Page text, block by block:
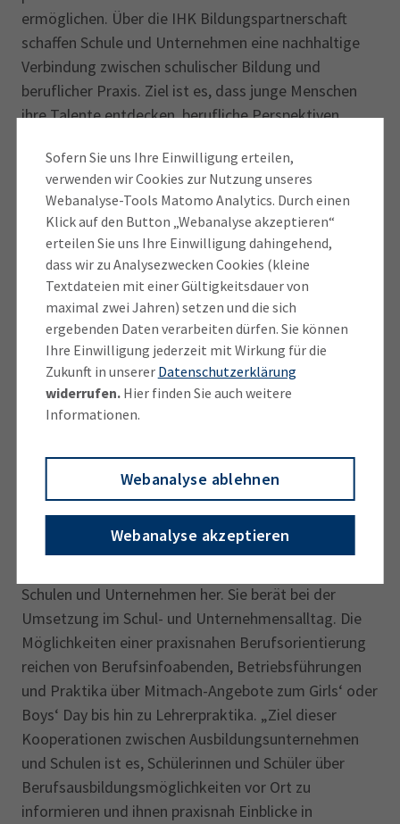
Sofern Sie uns Ihre Einwilligung erteilen,
verwenden wir Cookies zur Nutzung unseres
Webanalyse-Tools Matomo Analytics. Durch einen
Klick auf den Button „Webanalyse akzeptieren“
erteilen Sie uns Ihre Einwilligung dahingehend,
dass wir zu Analysezwecken Cookies (kleine
Textdateien mit einer Gültigkeitsdauer von
maximal zwei Jahren) setzen und die sich
ergebenden Daten verarbeiten dürfen. Sie können
Ihre Einwilligung jederzeit mit Wirkung für die
Zukunft in unserer Datenschutzerklärung
widerrufen.Hier finden Sie auch weitere
Informationen.
Webanalyse ablehnen
Webanalyse akzeptieren
ermöglichen. Über die IHK Bildungspartnerschaft
schaffen Schule und Unternehmen eine nachhaltige
Verbindung zwischen schulischer Bildung und
beruflicher Praxis. Ziel ist es, dass junge Menschen
ihre Talente entdecken, berufliche Perspektiven
von der Schule in Ausbildung und Beruf aktiv
unterstützt werden. Durch Betriebsbesichtigungen,
Praktika, Expertenvorträge sowie gemeinsame
Projekte lernen die Schülerinnen und Schüler
moderne Berufsbilder und betriebliche Abläufe aus
erster Hand kennen. Gleichzeitig stärkt die
Partnerschaft wichtige Kompetenzen wie
Eigenverantwortung, Teamfähigkeit und
Berufsorientierung. Gemeinsam mit ept eröffnen wir
unseren Schülerinnen und Schülern wertvolle
Einblicke in die regionale Arbeitswelt und zeigen
zusammen einen wichtigen Beitrag, dass junge
Menschen hier in der Heimat ihre Zukunft gestalten
können.“
Bei einer Bildungspartnerschaft stellt die IHK im
Schulen und Unternehmen her. Sie berät bei der
Umsetzung im Schul- und Unternehmensalltag. Die
Möglichkeiten einer praxisnahen Berufsorientierung
reichen von Berufsinfoabenden, Betriebsführungen
und Praktika über Mitmach-Angebote zum Girls‘ oder
Boys‘ Day bis hin zu Lehrerpraktika. „Ziel dieser
Kooperationen zwischen Ausbildungsunternehmen
und Schulen ist es, Schülerinnen und Schüler über
Berufsausbildungsmöglichkeiten vor Ort zu
informieren und ihnen praxisnah Einblicke in